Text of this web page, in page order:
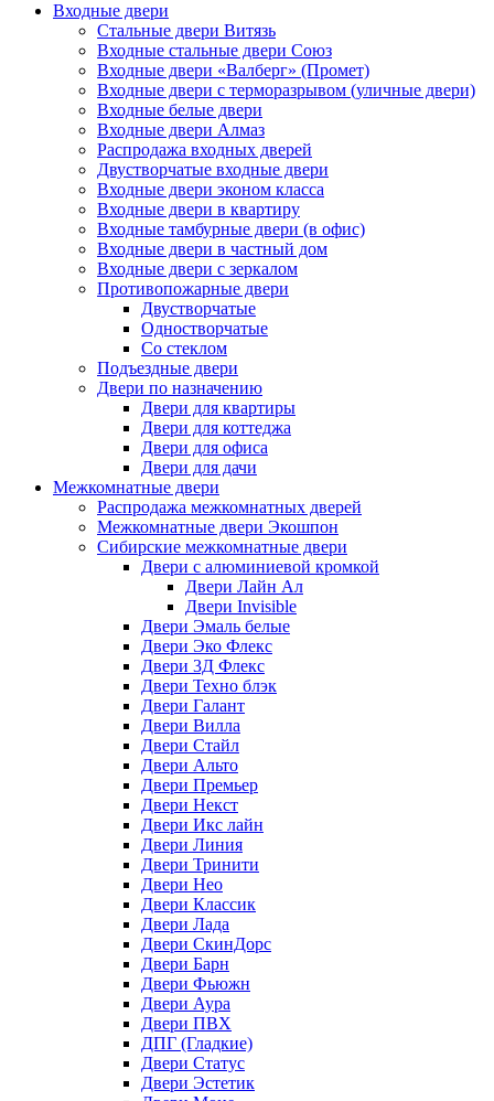
Входные двери
Стальные двери Витязь
Входные стальные двери Союз
Входные двери «Валберг» (Промет)
Входные двери с терморазрывом (уличные двери)
Входные белые двери
Входные двери Алмаз
Распродажа входных дверей
Двустворчатые входные двери
Входные двери эконом класса
Входные двери в квартиру
Входные тамбурные двери (в офис)
Входные двери в частный дом
Входные двери с зеркалом
Противопожарные двери
Двустворчатые
Одностворчатые
Со стеклом
Подъездные двери
Двери по назначению
Двери для квартиры
Двери для коттеджа
Двери для офиса
Двери для дачи
Межкомнатные двери
Распродажа межкомнатных дверей
Межкомнатные двери Экошпон
Сибирские межкомнатные двери
Двери с алюминиевой кромкой
Двери Лайн Ал
Двери Invisible
Двери Эмаль белые
Двери Эко Флекс
Двери 3Д Флекс
Двери Техно блэк
Двери Галант
Двери Вилла
Двери Стайл
Двери Альто
Двери Премьер
Двери Некст
Двери Икс лайн
Двери Линия
Двери Тринити
Двери Нео
Двери Классик
Двери Лада
Двери СкинДорс
Двери Барн
Двери Фьюжн
Двери Аура
Двери ПВХ
ДПГ (Гладкие)
Двери Статус
Двери Эстетик